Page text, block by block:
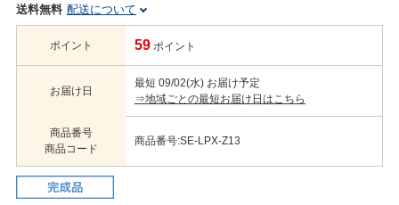
送料無料 配送について
ポイント 59 ポイント
お届け日
最短 09/02(水) お届け予定
⇒地域ごとの最短お届け日はこちら
商品番号
商品コード
商品番号:SE-LPX-Z13